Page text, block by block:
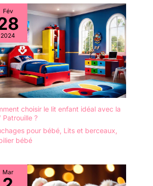
Notre ensemble
comprend tous les
outils nécessaires à
l'installation et est
livré avec des
instructions
détaillées. N'hésitez
pas à nous
contacter à tout
avez des questions!
Fév
2024
choisir le lit enfant idéal avec la
Patrouille ?
pour bébé Lits et berceaux
bébé
Mar